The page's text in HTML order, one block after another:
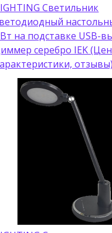
Светильник
на подставке USB-
серебро IEK
отзывы)